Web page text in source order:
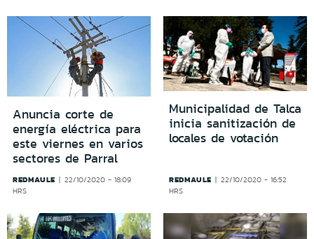
Anuncia corte de
energía eléctrica para
este viernes en varios
sectores de Parral
REDMAULE
22/10/2020 - 18:09
HRS
Municipalidad de Talca
inicia sanitización de
locales de votación
REDMAULE
22/10/2020 - 16:52
HRS